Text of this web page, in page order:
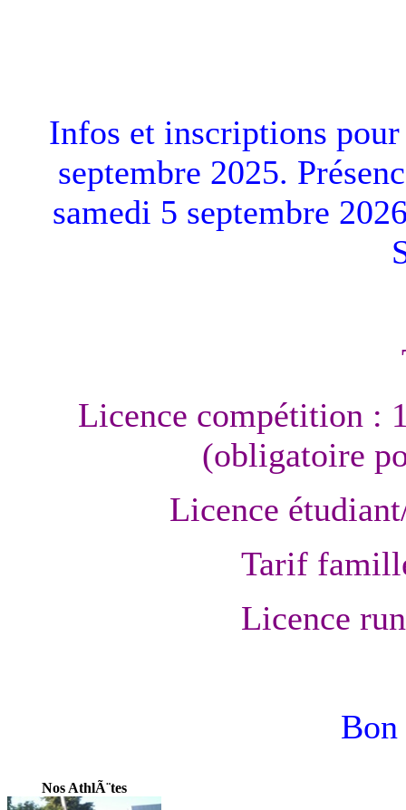
Infos et inscriptions
septembre 2025.
samedi 5 septembre
Licence compétition :
(obligatoire
Licence
Tarif
Licence
Bon
Nos AthlÃ¨tes